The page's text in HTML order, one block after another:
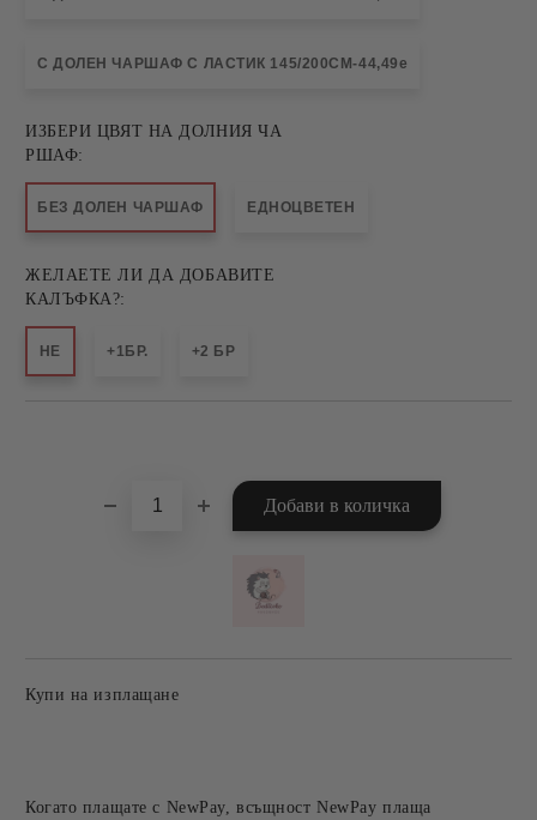
С ДОЛЕН ЧАРШАФ С ЛАСТИК 145/200СМ-44,49е
ИЗБЕРИ ЦВЯТ НА ДОЛНИЯ ЧА
РШАФ:
БЕЗ ДОЛЕН ЧАРШАФ ЕДНОЦВЕТЕН
ЖЕЛАЕТЕ ЛИ ДА ДОБАВИТЕ
КАЛЪФКА?:
НЕ +1БР. +2 БР
Купи на изплащане
Когато плащате с NewPay, всъщност NewPay плаща